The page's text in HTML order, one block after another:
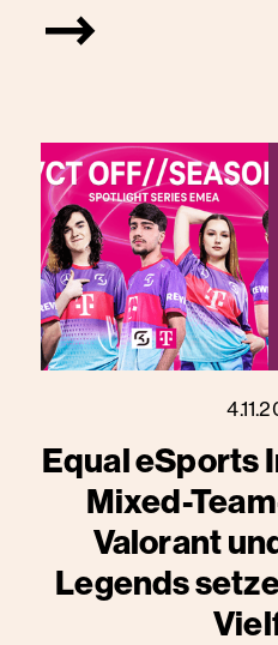
Equal eSports
Mixed-
Valorant
Legends